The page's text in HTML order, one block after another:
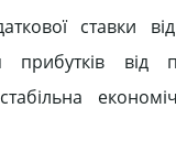
ставки
прибутків від